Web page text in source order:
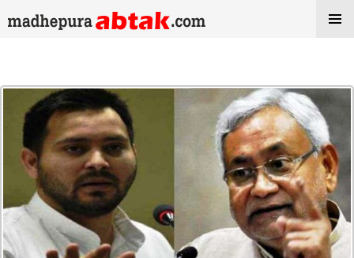
Tag Archives: Nitish Kumar